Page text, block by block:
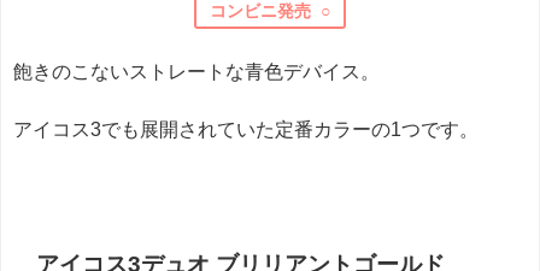
コンビニ発売 ○
飽きのこないストレートな青色デバイス。
アイコス3でも展開されていた定番カラーの1つです。
アイコス3デュオ ブリリアントゴールド